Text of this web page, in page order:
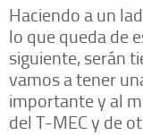
Haciendo a un
lo que queda de
siguiente, serán
vamos a tener
importante y al
del T-MEC y de